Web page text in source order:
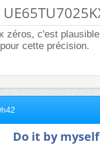
zéros, c'est
cette précision.
Do it by myself